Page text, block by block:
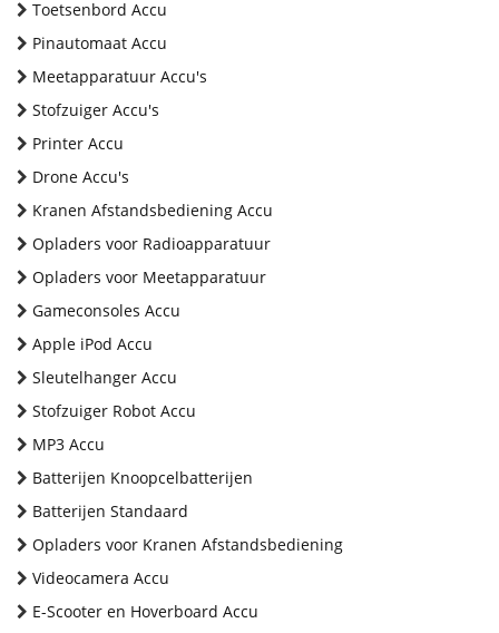
Toetsenbord Accu
Pinautomaat Accu
Meetapparatuur Accu's
Stofzuiger Accu's
Printer Accu
Drone Accu's
Kranen Afstandsbediening Accu
Opladers voor Radioapparatuur
Opladers voor Meetapparatuur
Gameconsoles Accu
Apple iPod Accu
Sleutelhanger Accu
Stofzuiger Robot Accu
MP3 Accu
Batterijen Knoopcelbatterijen
Batterijen Standaard
Opladers voor Kranen Afstandsbediening
Videocamera Accu
E-Scooter en Hoverboard Accu